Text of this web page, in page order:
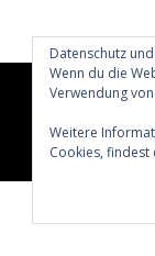
Datenschutz
Wenn du die
Verwendung
Weitere
Cookies, findest
Copyright ©